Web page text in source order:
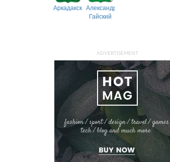
АркадакскийАлександрово-
Гайский
ADVERTISEMENT